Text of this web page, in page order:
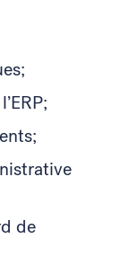
de